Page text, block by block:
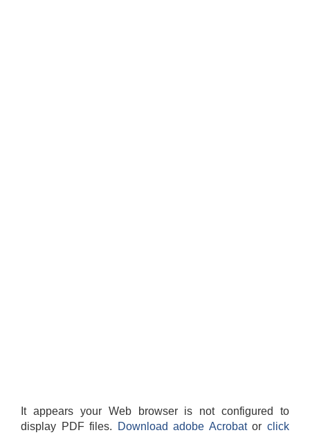
It appears your Web browser is not configured to
display PDF files.
Download adobe Acrobatorclick